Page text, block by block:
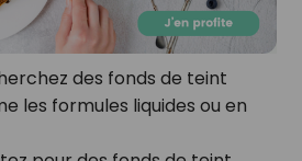
des fonds de teint
les formules liquides ou en